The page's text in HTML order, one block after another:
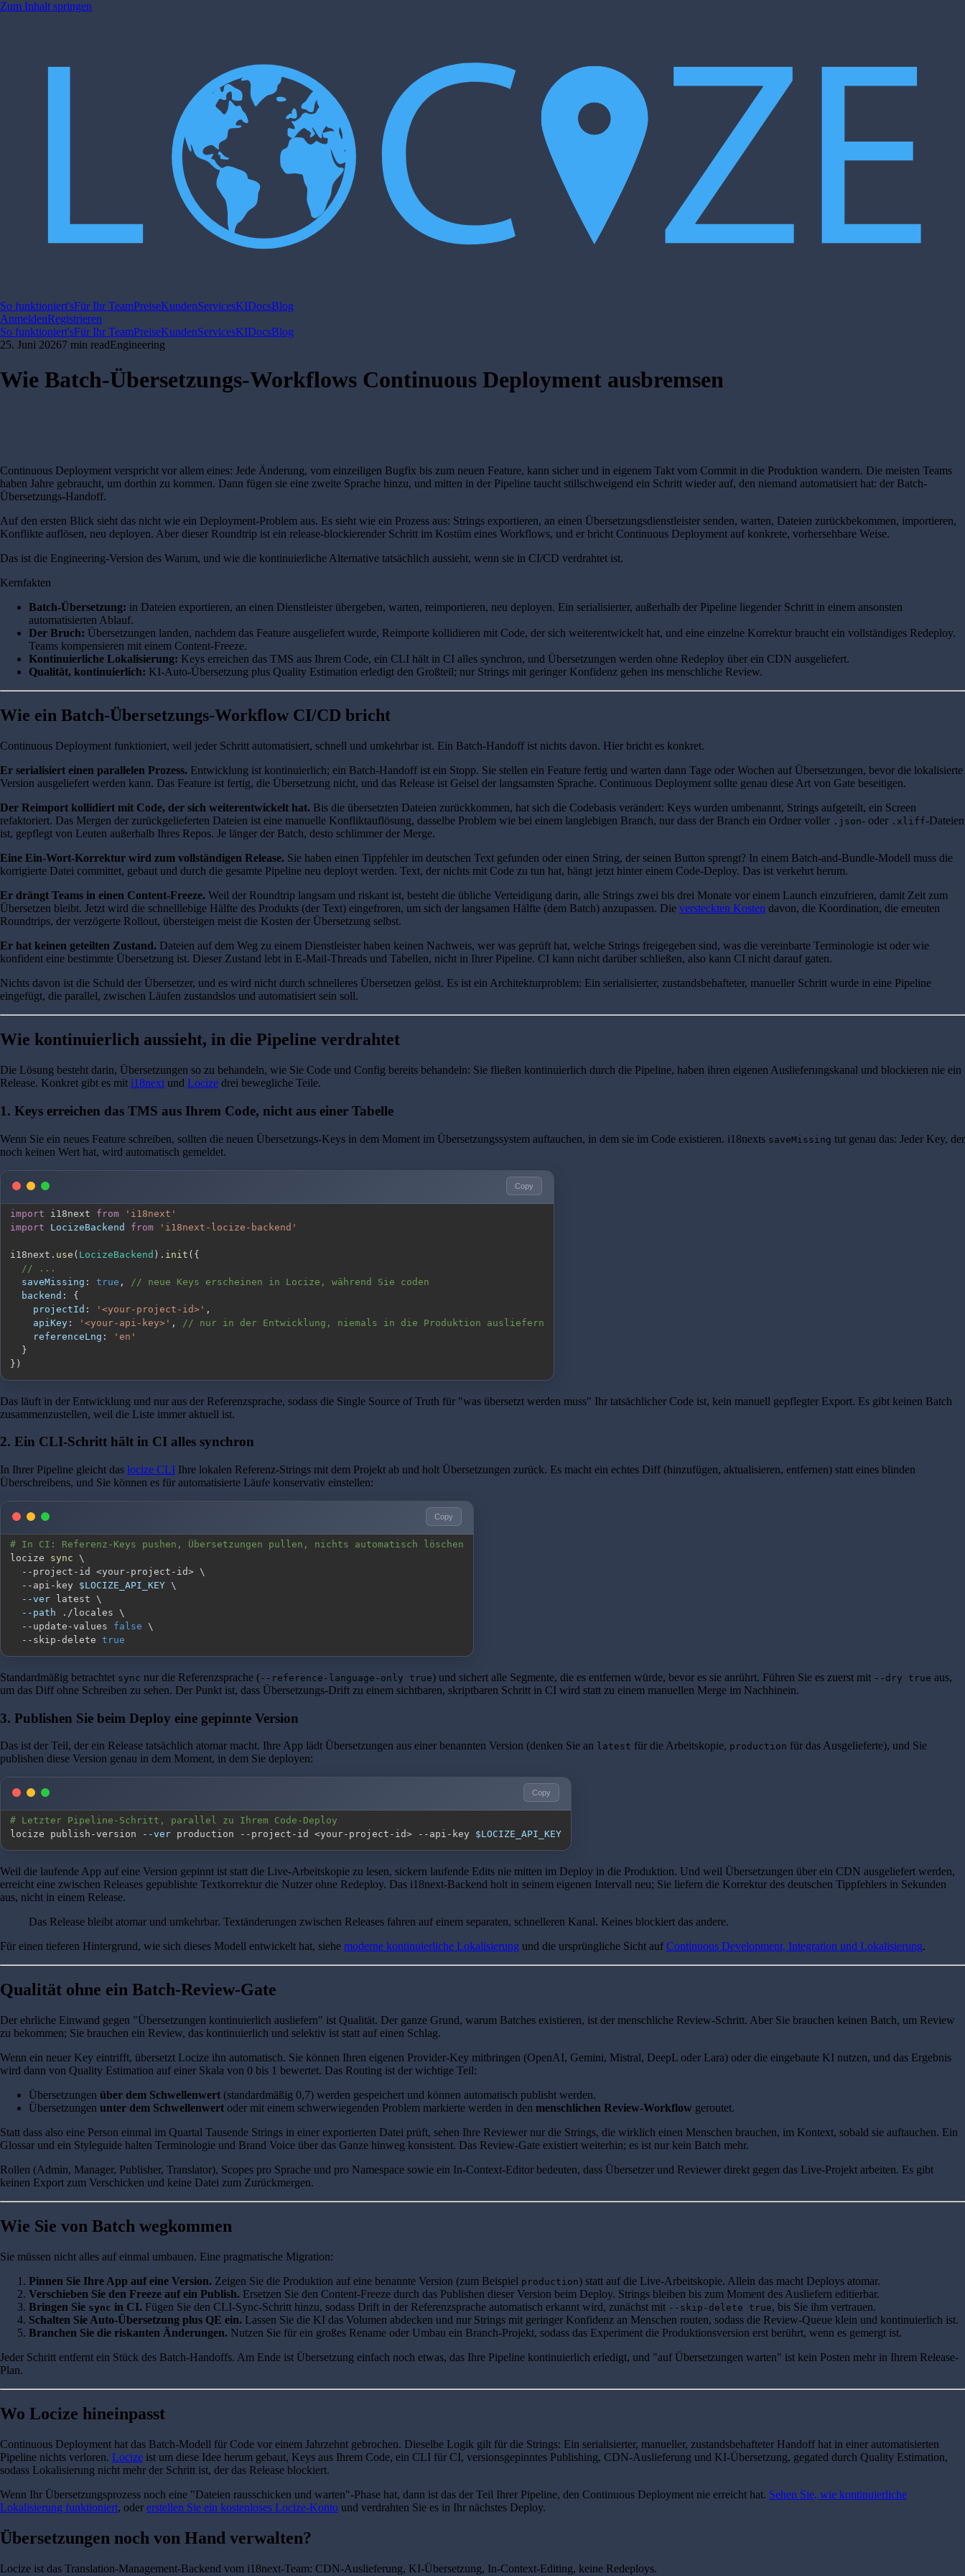
Zum Inhalt springen
So funktioniert'sFür Ihr TeamPreiseKundenServicesKIDocsBlog
AnmeldenRegistrieren
So funktioniert'sFür Ihr TeamPreiseKundenServicesKIDocsBlog
25. Juni 20267 min readEngineering
Wie Batch-Übersetzungs-Workflows Continuous Deployment ausbremsen
Continuous Deployment verspricht vor allem eines: Jede Änderung, vom einzeiligen Bugfix bis zum neuen Feature, kann sicher und in eigenem Takt vom Commit in die Produktion wandern. Die meisten Teams
haben Jahre gebraucht, um dorthin zu kommen. Dann fügen sie eine zweite Sprache hinzu, und mitten in der Pipeline taucht stillschweigend ein Schritt wieder auf, den niemand automatisiert hat: der Batch-
Übersetzungs-Handoff.
Auf den ersten Blick sieht das nicht wie ein Deployment-Problem aus. Es sieht wie ein Prozess aus: Strings exportieren, an einen Übersetzungsdienstleister senden, warten, Dateien zurückbekommen, importieren,
Konflikte auflösen, neu deployen. Aber dieser Roundtrip ist ein release-blockierender Schritt im Kostüm eines Workflows, und er bricht Continuous Deployment auf konkrete, vorhersehbare Weise.
Das ist die Engineering-Version des Warum, und wie die kontinuierliche Alternative tatsächlich aussieht, wenn sie in CI/CD verdrahtet ist.
Kernfakten
Batch-Übersetzung: in Dateien exportieren, an einen Dienstleister übergeben, warten, reimportieren, neu deployen. Ein serialisierter, außerhalb der Pipeline liegender Schritt in einem ansonsten
automatisierten Ablauf.
Der Bruch: Übersetzungen landen, nachdem das Feature ausgeliefert wurde, Reimporte kollidieren mit Code, der sich weiterentwickelt hat, und eine einzelne Korrektur braucht ein vollständiges Redeploy.
Teams kompensieren mit einem Content-Freeze.
Kontinuierliche Lokalisierung: Keys erreichen das TMS aus Ihrem Code, ein CLI hält in CI alles synchron, und Übersetzungen werden ohne Redeploy über ein CDN ausgeliefert.
Qualität, kontinuierlich: KI-Auto-Übersetzung plus Quality Estimation erledigt den Großteil; nur Strings mit geringer Konfidenz gehen ins menschliche Review.
Wie ein Batch-Übersetzungs-Workflow CI/CD bricht
Continuous Deployment funktioniert, weil jeder Schritt automatisiert, schnell und umkehrbar ist. Ein Batch-Handoff ist nichts davon. Hier bricht es konkret.
Er serialisiert einen parallelen Prozess. Entwicklung ist kontinuierlich; ein Batch-Handoff ist ein Stopp. Sie stellen ein Feature fertig und warten dann Tage oder Wochen auf Übersetzungen, bevor die lokalisierte
Version ausgeliefert werden kann. Das Feature ist fertig, die Übersetzung nicht, und das Release ist Geisel der langsamsten Sprache. Continuous Deployment sollte genau diese Art von Gate beseitigen.
Der Reimport kollidiert mit Code, der sich weiterentwickelt hat. Bis die übersetzten Dateien zurückkommen, hat sich die Codebasis verändert: Keys wurden umbenannt, Strings aufgeteilt, ein Screen
refaktoriert. Das Mergen der zurückgelieferten Dateien ist eine manuelle Konfliktauflösung, dasselbe Problem wie bei einem langlebigen Branch, nur dass der Branch ein Ordner voller .json- oder .xliff-Dateien
ist, gepflegt von Leuten außerhalb Ihres Repos. Je länger der Batch, desto schlimmer der Merge.
Eine Ein-Wort-Korrektur wird zum vollständigen Release. Sie haben einen Tippfehler im deutschen Text gefunden oder einen String, der seinen Button sprengt? In einem Batch-and-Bundle-Modell muss die
korrigierte Datei committet, gebaut und durch die gesamte Pipeline neu deployt werden. Text, der nichts mit Code zu tun hat, hängt jetzt hinter einem Code-Deploy. Das ist verkehrt herum.
Er drängt Teams in einen Content-Freeze. Weil der Roundtrip langsam und riskant ist, besteht die übliche Verteidigung darin, alle Strings zwei bis drei Monate vor einem Launch einzufrieren, damit Zeit zum
Übersetzen bleibt. Jetzt wird die schnelllebige Hälfte des Produkts (der Text) eingefroren, um sich der langsamen Hälfte (dem Batch) anzupassen. Die versteckten Kosten davon, die Koordination, die erneuten
Roundtrips, der verzögerte Rollout, übersteigen meist die Kosten der Übersetzung selbst.
Er hat keinen geteilten Zustand. Dateien auf dem Weg zu einem Dienstleister haben keinen Nachweis, wer was geprüft hat, welche Strings freigegeben sind, was die vereinbarte Terminologie ist oder wie
konfident eine bestimmte Übersetzung ist. Dieser Zustand lebt in E-Mail-Threads und Tabellen, nicht in Ihrer Pipeline. CI kann nicht darüber schließen, also kann CI nicht darauf gaten.
Nichts davon ist die Schuld der Übersetzer, und es wird nicht durch schnelleres Übersetzen gelöst. Es ist ein Architekturproblem: Ein serialisierter, zustandsbehafteter, manueller Schritt wurde in eine Pipeline
eingefügt, die parallel, zwischen Läufen zustandslos und automatisiert sein soll.
Wie kontinuierlich aussieht, in die Pipeline verdrahtet
Die Lösung besteht darin, Übersetzungen so zu behandeln, wie Sie Code und Config bereits behandeln: Sie fließen kontinuierlich durch die Pipeline, haben ihren eigenen Auslieferungskanal und blockieren nie ein
Release. Konkret gibt es mit i18next und Locize drei bewegliche Teile.
1. Keys erreichen das TMS aus Ihrem Code, nicht aus einer Tabelle
Wenn Sie ein neues Feature schreiben, sollten die neuen Übersetzungs-Keys in dem Moment im Übersetzungssystem auftauchen, in dem sie im Code existieren. i18nexts saveMissing tut genau das: Jeder Key, der
noch keinen Wert hat, wird automatisch gemeldet.
Copy
import i18next from
'i18next'
import
LocizeBackend from 'i18next-locize-backend'
i18next . use ( LocizeBackend ) . init ( {
// ...
saveMissing : true ,
// neue Keys erscheinen in Locize, während Sie coden
backend :
{
projectId : '<your-project-id>' ,
apiKey : '<your-api-key>' ,
// nur in der Entwicklung, niemals in die Produktion ausliefern
referenceLng :
'en'
}
} )
Das läuft in der Entwicklung und nur aus der Referenzsprache, sodass die Single Source of Truth für "was übersetzt werden muss" Ihr tatsächlicher Code ist, kein manuell gepflegter Export. Es gibt keinen Batch
zusammenzustellen, weil die Liste immer aktuell ist.
2. Ein CLI-Schritt hält in CI alles synchron
In Ihrer Pipeline gleicht das locize CLI Ihre lokalen Referenz-Strings mit dem Projekt ab und holt Übersetzungen zurück. Es macht ein echtes Diff (hinzufügen, aktualisieren, entfernen) statt eines blinden
Überschreibens, und Sie können es für automatisierte Läufe konservativ einstellen:
Copy
# In CI: Referenz-Keys pushen, Übersetzungen pullen, nichts automatisch löschen
locize sync
\
  --project-id
<your-project-id> \
  --api-key
$LOCIZE_API_KEY \
--ver latest \
--path ./locales \
  --update-values
false
\
  --skip-delete
true
Standardmäßig betrachtet sync nur die Referenzsprache (--reference-language-only true) und sichert alle Segmente, die es entfernen würde, bevor es sie anrührt. Führen Sie es zuerst mit --dry true aus,
um das Diff ohne Schreiben zu sehen. Der Punkt ist, dass Übersetzungs-Drift zu einem sichtbaren, skriptbaren Schritt in CI wird statt zu einem manuellen Merge im Nachhinein.
3. Publishen Sie beim Deploy eine gepinnte Version
Das ist der Teil, der ein Release tatsächlich atomar macht. Ihre App lädt Übersetzungen aus einer benannten Version (denken Sie an latest für die Arbeitskopie, production für das Ausgelieferte), und Sie
publishen diese Version genau in dem Moment, in dem Sie deployen:
Copy
# Letzter Pipeline-Schritt, parallel zu Ihrem Code-Deploy
locize publish-version
--ver production --project-id <your-project-id> --api-key $LOCIZE_API_KEY
Weil die laufende App auf eine Version gepinnt ist statt die Live-Arbeitskopie zu lesen, sickern laufende Edits nie mitten im Deploy in die Produktion. Und weil Übersetzungen über ein CDN ausgeliefert werden,
erreicht eine zwischen Releases gepublishte Textkorrektur die Nutzer ohne Redeploy. Das i18next-Backend holt in seinem eigenen Intervall neu; Sie liefern die Korrektur des deutschen Tippfehlers in Sekunden
aus, nicht in einem Release.
Das Release bleibt atomar und umkehrbar. Textänderungen zwischen Releases fahren auf einem separaten, schnelleren Kanal. Keines blockiert das andere.
Für einen tieferen Hintergrund, wie sich dieses Modell entwickelt hat, siehe moderne kontinuierliche Lokalisierung und die ursprüngliche Sicht auf Continuous Development, Integration und Lokalisierung.
Qualität ohne ein Batch-Review-Gate
Der ehrliche Einwand gegen "Übersetzungen kontinuierlich ausliefern" ist Qualität. Der ganze Grund, warum Batches existieren, ist der menschliche Review-Schritt. Aber Sie brauchen keinen Batch, um Review
zu bekommen; Sie brauchen ein Review, das kontinuierlich und selektiv ist statt auf einen Schlag.
Wenn ein neuer Key eintrifft, übersetzt Locize ihn automatisch. Sie können Ihren eigenen Provider-Key mitbringen (OpenAI, Gemini, Mistral, DeepL oder Lara) oder die eingebaute KI nutzen, und das Ergebnis
wird dann von Quality Estimation auf einer Skala von 0 bis 1 bewertet. Das Routing ist der wichtige Teil:
Übersetzungen über dem Schwellenwert (standardmäßig 0,7) werden gespeichert und können automatisch publisht werden.
Übersetzungen unter dem Schwellenwert oder mit einem schwerwiegenden Problem markierte werden in den menschlichen Review-Workflow geroutet.
Statt dass also eine Person einmal im Quartal Tausende Strings in einer exportierten Datei prüft, sehen Ihre Reviewer nur die Strings, die wirklich einen Menschen brauchen, im Kontext, sobald sie auftauchen. Ein
Glossar und ein Styleguide halten Terminologie und Brand Voice über das Ganze hinweg konsistent. Das Review-Gate existiert weiterhin; es ist nur kein Batch mehr.
Rollen (Admin, Manager, Publisher, Translator), Scopes pro Sprache und pro Namespace sowie ein In-Context-Editor bedeuten, dass Übersetzer und Reviewer direkt gegen das Live-Projekt arbeiten. Es gibt
keinen Export zum Verschicken und keine Datei zum Zurückmergen.
Wie Sie von Batch wegkommen
Sie müssen nicht alles auf einmal umbauen. Eine pragmatische Migration:
Pinnen Sie Ihre App auf eine Version. Zeigen Sie die Produktion auf eine benannte Version (zum Beispiel production) statt auf die Live-Arbeitskopie. Allein das macht Deploys atomar.
Verschieben Sie den Freeze auf ein Publish. Ersetzen Sie den Content-Freeze durch das Publishen dieser Version beim Deploy. Strings bleiben bis zum Moment des Ausliefern editierbar.
Bringen Sie sync in CI. Fügen Sie den CLI-Sync-Schritt hinzu, sodass Drift in der Referenzsprache automatisch erkannt wird, zunächst mit --skip-delete true, bis Sie ihm vertrauen.
Schalten Sie Auto-Übersetzung plus QE ein. Lassen Sie die KI das Volumen abdecken und nur Strings mit geringer Konfidenz an Menschen routen, sodass die Review-Queue klein und kontinuierlich ist.
Branchen Sie die riskanten Änderungen. Nutzen Sie für ein großes Rename oder Umbau ein Branch-Projekt, sodass das Experiment die Produktionsversion erst berührt, wenn es gemergt ist.
Jeder Schritt entfernt ein Stück des Batch-Handoffs. Am Ende ist Übersetzung einfach noch etwas, das Ihre Pipeline kontinuierlich erledigt, und "auf Übersetzungen warten" ist kein Posten mehr in Ihrem Release-
Plan.
Wo Locize hineinpasst
Continuous Deployment hat das Batch-Modell für Code vor einem Jahrzehnt gebrochen. Dieselbe Logik gilt für die Strings: Ein serialisierter, manueller, zustandsbehafteter Handoff hat in einer automatisierten
Pipeline nichts verloren. Locize ist um diese Idee herum gebaut, Keys aus Ihrem Code, ein CLI für CI, versionsgepinntes Publishing, CDN-Auslieferung und KI-Übersetzung, gegated durch Quality Estimation,
sodass Lokalisierung nicht mehr der Schritt ist, der das Release blockiert.
Wenn Ihr Übersetzungsprozess noch eine "Dateien rausschicken und warten"-Phase hat, dann ist das der Teil Ihrer Pipeline, den Continuous Deployment nie erreicht hat. Sehen Sie, wie kontinuierliche
Lokalisierung funktioniert, oder erstellen Sie ein kostenloses Locize-Konto und verdrahten Sie es in Ihr nächstes Deploy.
Übersetzungen noch von Hand verwalten?
Locize ist das Translation-Management-Backend vom i18next-Team: CDN-Auslieferung, KI-Übersetzung, In-Context-Editing, keine Redeploys.